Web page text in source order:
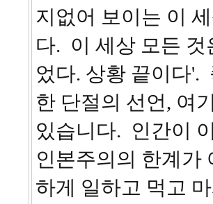
지없어 보이는 이
다. 이 세상 모든
었다. 상황 끝이다'.
한 단절의 선언, 여
있습니다. 인간이
인본주의의 한계가
하게 일하고 먹고